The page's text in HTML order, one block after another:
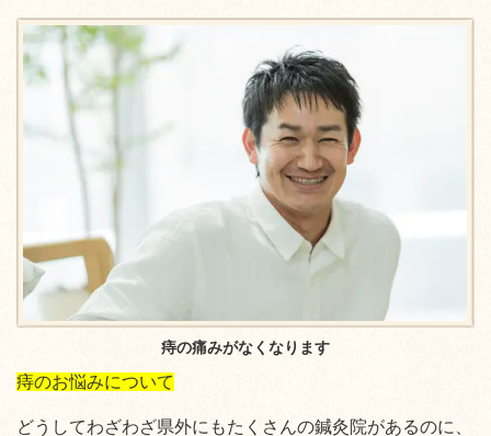
痔の痛みがなくなります
痔のお悩みについて
どうしてわざわざ県外にもたくさんの鍼灸院があるのに、